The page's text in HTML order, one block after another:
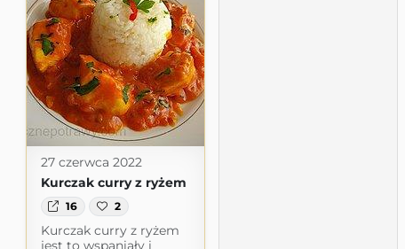
27 czerwca 2022
Kurczak curry z ryżem
16 2
Kurczak curry z ryżem
jest to wspaniały i